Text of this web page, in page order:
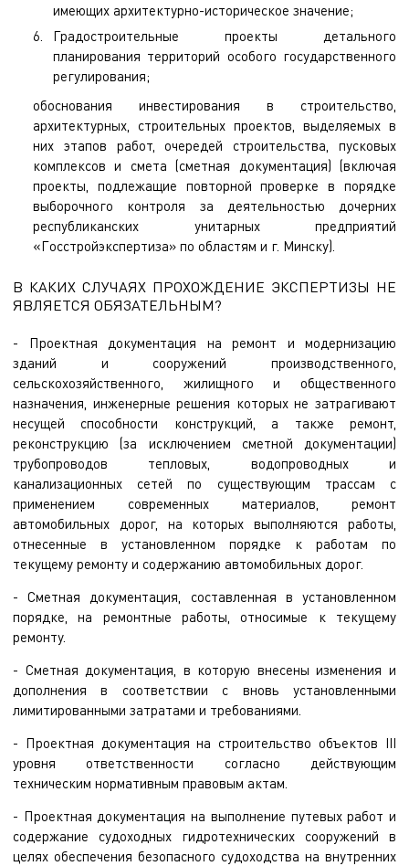
имеющих архитектурно-историческое значение;
Градостроительные проекты детального
планирования территорий особого государственного
регулирования;
обоснования инвестирования в строительство,
архитектурных, строительных проектов, выделяемых в
них этапов работ, очередей строительства, пусковых
комплексов и смета (сметная документация) (включая
проекты, подлежащие повторной проверке в порядке
выборочного контроля за деятельностью дочерних
республиканских унитарных предприятий
«Госстройэкспертиза» по областям и г. Минску).
В КАКИХ СЛУЧАЯХ ПРОХОЖДЕНИЕ ЭКСПЕРТИЗЫ НЕ
ЯВЛЯЕТСЯ ОБЯЗАТЕЛЬНЫМ?
- Проектная документация на ремонт и модернизацию
зданий и сооружений производственного,
сельскохозяйственного, жилищного и общественного
назначения, инженерные решения которых не затрагивают
несущей способности конструкций, а также ремонт,
реконструкцию (за исключением сметной документации)
трубопроводов тепловых, водопроводных и
канализационных сетей по существующим трассам с
применением современных материалов, ремонт
автомобильных дорог, на которых выполняются работы,
отнесенные в установленном порядке к работам по
текущему ремонту и содержанию автомобильных дорог.
- Сметная документация, составленная в установленном
порядке, на ремонтные работы, относимые к текущему
ремонту.
- Сметная документация, в которую внесены изменения и
дополнения в соответствии с вновь установленными
лимитированными затратами и требованиями.
- Проектная документация на строительство объектов III
уровня ответственности согласно действующим
техническим нормативным правовым актам.
- Проектная документация на выполнение путевых работ и
содержание судоходных гидротехнических сооружений в
целях обеспечения безопасного судоходства на внутренних